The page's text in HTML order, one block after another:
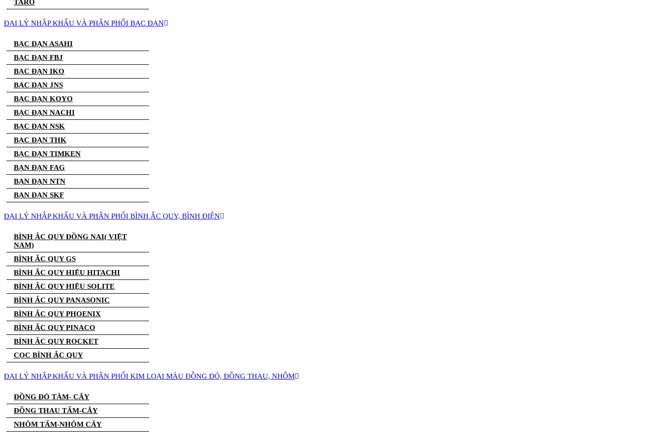
TARO
ĐẠI LÝ NHẬP KHẨU VÀ PHÂN PHỐI BẠC ĐẠN
BẠC ĐẠN ASAHI
BẠC ĐẠN FBJ
BẠC ĐẠN IKO
BẠC ĐẠN JNS
BẠC ĐẠN KOYO
BẠC ĐẠN NACHI
BẠC ĐẠN NSK
BẠC ĐẠN THK
BẠC ĐẠN TIMKEN
BẠN ĐẠN FAG
BẠN ĐẠN NTN
BẠN ĐẠN SKF
ĐẠI LÝ NHẬP KHẨU VÀ PHÂN PHỐI BÌNH ẮC QUY, BÌNH ĐIỆN
BÌNH ẮC QUY ĐỒNG NAI( VIỆT
NAM)
BÌNH ẮC QUY GS
BÌNH ẮC QUY HIỆU HITACHI
BÌNH ẮC QUY HIỆU SOLITE
BÌNH ẮC QUY PANASONIC
BÌNH ẮC QUY PHOENIX
BÌNH ẮC QUY PINACO
BÌNH ẮC QUY ROCKET
CỌC BÌNH ẮC QUY
ĐẠI LÝ NHẬP KHẨU VÀ PHÂN PHỐI KIM LOẠI MÀU ĐỒNG ĐỎ, ĐỒNG THAU, NHÔM
ĐỒNG ĐỎ TÂM- CÂY
ĐỒNG THAU TẤM-CÂY
NHÔM TẤM-NHÔM CÂY